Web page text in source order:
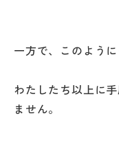
一方で、このよう
わたしたち以上に
ません。